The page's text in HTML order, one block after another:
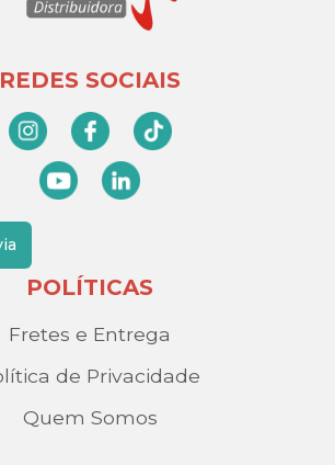
REDES SOCIAIS
POLÍTICAS
Fretes e Entrega
de Privacidade
Quem Somos